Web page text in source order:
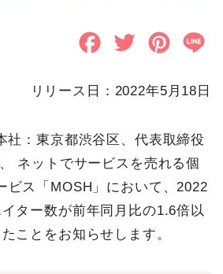
c
b
o
o
k
i
e
r
n
e
r
e
リリース日：2022年5月18日
社：東京都渋谷区、代表取締役
ネットでサービスを売れる個
ビス「MOSH」において、2022
ター数が前年同月比の1.6倍以
ことをお知らせします。